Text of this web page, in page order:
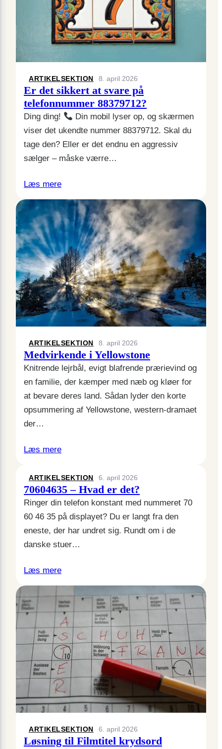
ARTIKELSEKTION 8. april 2026
Er det sikkert at svare på
telefonnummer 88379712?
Ding ding!
Din mobil lyser op, og skærmen
viser det ukendte nummer 88379712. Skal du
tage den? Eller er det endnu en aggressiv
sælger – måske værre…
Læs mere
ARTIKELSEKTION 8. april 2026
Medvirkende i Yellowstone
Knitrende lejrbål, evigt blafrende prærievind og
en familie, der kæmper med næb og kløer for
at bevare deres land. Sådan lyder den korte
opsummering af Yellowstone, western-dramaet
der…
Læs mere
ARTIKELSEKTION 6. april 2026
70604635 – Hvad er det?
Ringer din telefon konstant med nummeret 70
60 46 35 på displayet? Du er langt fra den
eneste, der har undret sig. Rundt om i de
danske stuer…
Læs mere
ARTIKELSEKTION 6. april 2026
Løsning til Filmtitel krydsord